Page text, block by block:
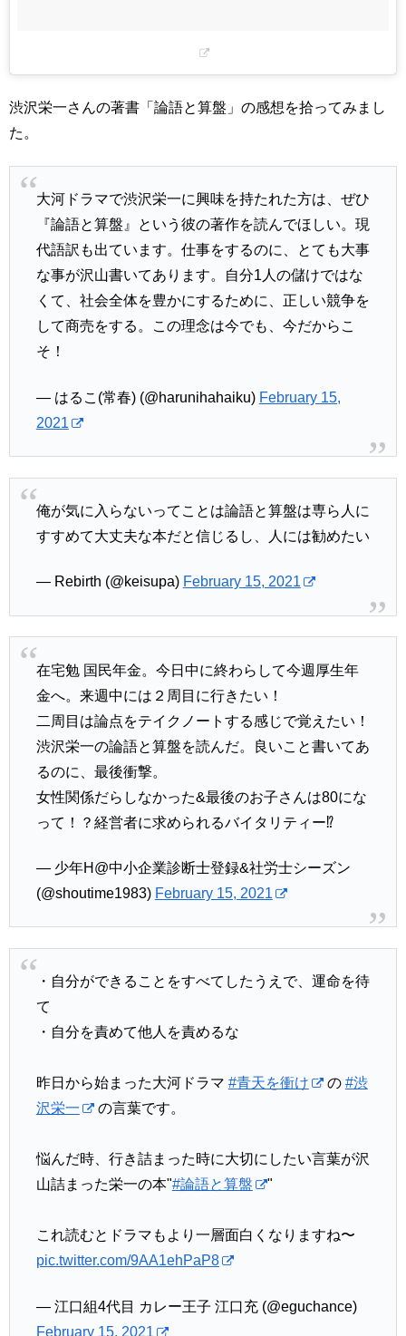
渋沢栄一さんの著書「論語と算盤」の感想を拾ってみまし
た。
大河ドラマで渋沢栄一に興味を持たれた方は、ぜひ
『論語と算盤』という彼の著作を読んでほしい。現
代語訳も出ています。仕事をするのに、とても大事
な事が沢山書いてあります。自分1人の儲けではな
くて、社会全体を豊かにするために、正しい競争を
して商売をする。この理念は今でも、今だからこ
そ！
— はるこ(常春) (@harunihahaiku) February 15,
2021
俺が気に入らないってことは論語と算盤は専ら人に
すすめて大丈夫な本だと信じるし、人には勧めたい
— Rebirth (@keisupa) February 15, 2021
在宅勉 国民年金。今日中に終わらして今週厚生年
金へ。来週中には２周目に行きたい！
二周目は論点をテイクノートする感じで覚えたい！
渋沢栄一の論語と算盤を読んだ。良いこと書いてあ
るのに、最後衝撃。
女性関係だらしなかった&最後のお子さんは80にな
って！？経営者に求められるバイタリティー⁉️
— 少年H@中小企業診断士登録&社労士シーズン
(@shoutime1983) February 15, 2021
・自分ができることをすべてしたうえで、運命を待
て
・自分を責めて他人を責めるな
昨日から始まった大河ドラマ #青天を衝け の #渋
沢栄一
の言葉です。
悩んだ時、行き詰まった時に大切にしたい言葉が沢
山詰まった栄一の本"#論語と算盤 "
これ読むとドラマもより一層面白くなりますね〜
pic.twitter.com/9AA1ehPaP8
— 江口組4代目 カレー王子 江口充 (@eguchance)
February 15, 2021